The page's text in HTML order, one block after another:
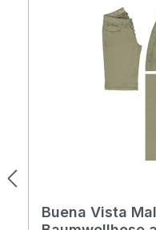
Buena Vista